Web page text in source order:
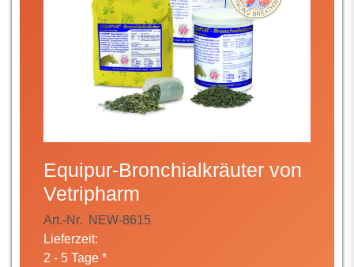
Equipur-Bronchialkräuter von
Vetripharm
Art.-Nr.
NEW-8615
Lieferzeit:
2 - 5 Tage *